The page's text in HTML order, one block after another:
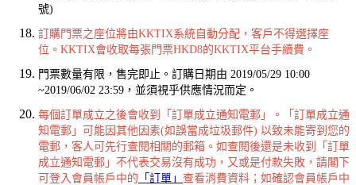
號)
訂購門票之座位將由KKTIX系統自動分配，客戶不得選擇座
位。KKTIX會收取每張門票HKD8的KKTIX平台手續費。
門票數量有限，售完即止。訂購日期由 2019/05/29 10:00
~2019/06/02 23:59，並須視乎供應情況而定。
每個訂單成立之後會收到「訂單成立通知電郵」。「訂單成立通
知電郵」可能因其他因素(如誤當成垃圾郵件) 以致未能寄到您的
電郵，客人可先行查閱相關的郵箱。如查閱後還是未收到「訂單
成立通知電郵」不代表交易沒有成功，又或是付款失敗，請閣下
可登入會員帳戶中的 「訂單」 查看消費資料；如確認會員帳戶中